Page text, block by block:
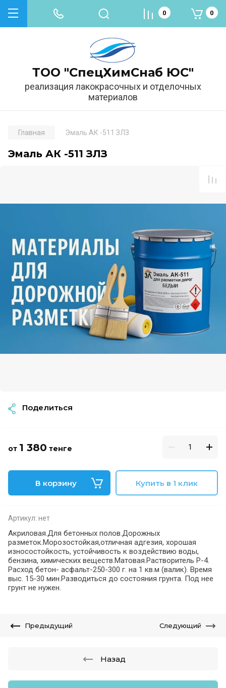
ТОО "СпецХимСнаб ЮС"
реализация лакокрасочных и отделочных
материалов
0 0
Главная Эмаль АК -511 ЗЛЗ
Эмаль АК -511 ЗЛЗ
от 1 380 тенге
В корзину Купить в 1 клик
Артикул: нет
Акриловая.Для бетонных полов.Дорожных
разметок.Морозостойкая,отличная адгезия, хорошая
износостойкость, устойчивость к воздействию воды,
бензина, химических веществ.Матовая.Растворитель Р-4.
Расход бетон- асфальт-250-300 г. на 1 кв.м (валик). Время
выс. 15-30 мин.Разводиться до состояния грунта. Под нее
грунт не нужен.
Поделиться
Предыдущий Следующий
Назад